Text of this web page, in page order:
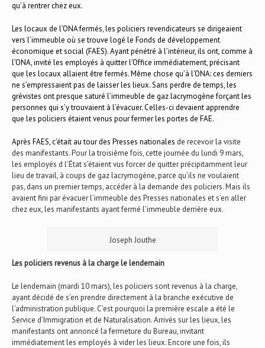
qu’à rentrer chez eux.
Les locaux de l’ONA fermés, les policiers revendicateurs se dirigeaient
vers l’immeuble où se trouve logé le Fonds de développement
économique et social (FAES). Ayant pénétré à l’intérieur, ils ont, comme à
l’ONA, invité les employés à quitter l’Office immédiatement, précisant
que les locaux allaient être fermés. Même chose qu’à l’ONA: ces derniers
ne s’empressaient pas de laisser les lieux. Sans perdre de temps, les
grévistes ont presque saturé l’immeuble de gaz lacrymogène forçant les
personnes qui s’y trouvaient à l’évacuer. Celles-ci devaient apprendre
que les policiers étaient venus pour fermer les portes de FAE.
Après FAES, c’était au tour des Presses nationales de recevoir la visite
des manifestants. Pour la troisième fois, cette journée du lundi 9 mars,
les employés d l’État s’étaient vus forcer de quitter précipitamment leur
lieu de travail, à coups de gaz lacrymogène, parce qu’ils ne voulaient
pas, dans un premier temps, accéder à la demande des policiers. Mais ils
avaient fini par évacuer l’immeuble des Presses nationales et s’en aller
chez eux, les manifestants ayant fermé l’immeuble derrière eux.
Joseph Jouthe
Les policiers revenus à la charge le lendemain
Le lendemain (mardi 10 mars), les policiers sont revenus à la charge,
ayant décidé de s’en prendre directement à la branche exécutive de
l’administration publique. C’est pourquoi la première escale a été le
Service d’Immigration et de Naturalisation. Arrivés sur les lieux, les
manifestants ont annoncé la fermeture du Bureau, invitant
immédiatement les employés à vider les lieux. Encore une fois, ils